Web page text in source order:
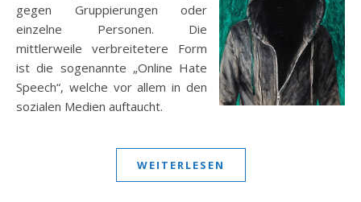
gegen Gruppierungen oder
einzelne Personen. Die
mittlerweile verbreitetere Form
ist die sogenannte „Online Hate
Speech“, welche vor allem in den
sozialen Medien auftaucht.
WEITERLESEN